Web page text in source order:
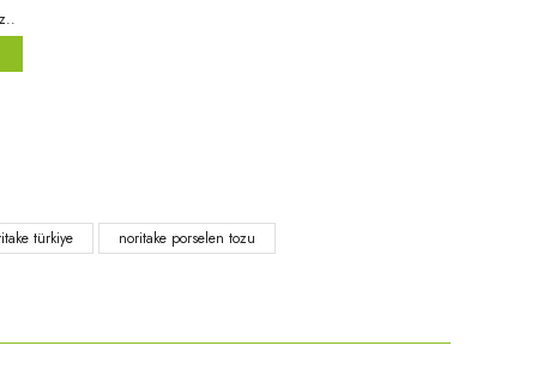
türkiye noritake porselen tozu